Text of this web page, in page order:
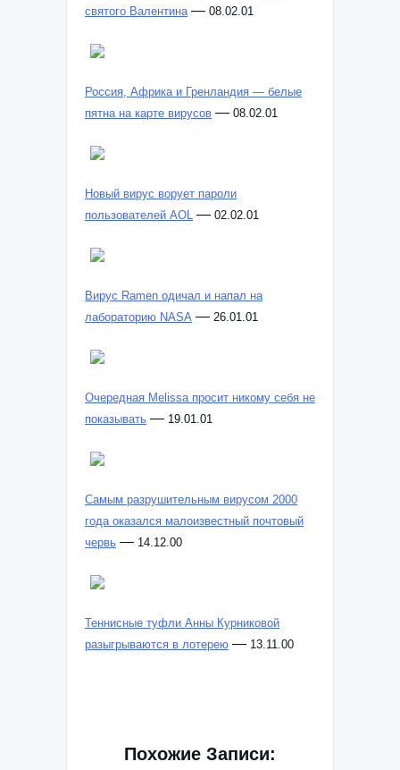
святого Валентина — 08.02.01
Россия, Африка и Гренландия — белые
пятна на карте вирусов — 08.02.01
Новый вирус ворует пароли
пользователей AOL — 02.02.01
Вирус Ramen одичал и напал на
лабораторию NASA — 26.01.01
Очередная Melissa просит никому себя не
показывать — 19.01.01
Самым разрушительным вирусом 2000
года оказался малоизвестный почтовый
червь — 14.12.00
Теннисные туфли Анны Курниковой
разыгрываются в лотерею — 13.11.00
Похожие Записи: